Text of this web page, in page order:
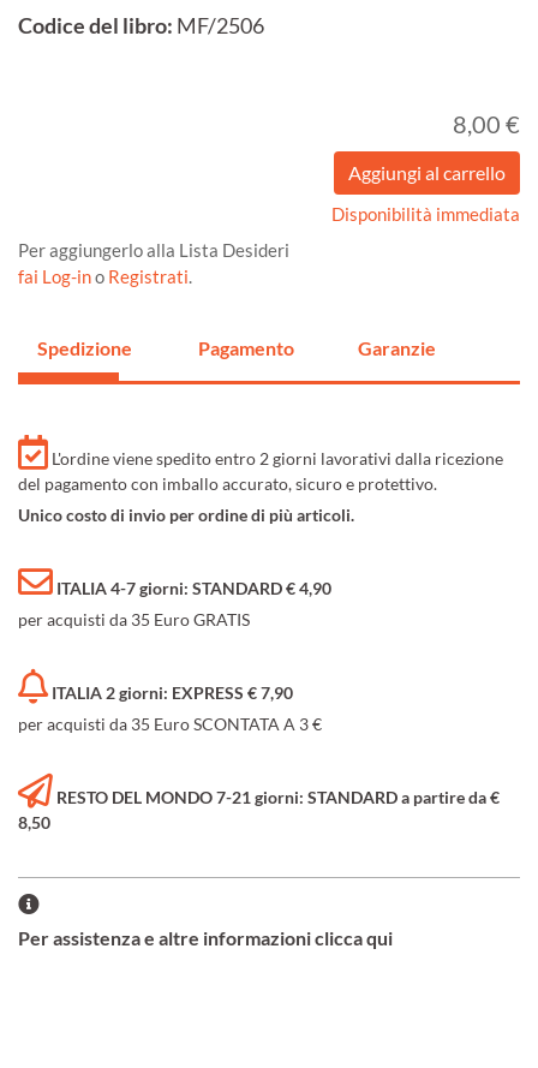
Codice del libro: MF/2506
8,00 €
Disponibilità immediata
Per aggiungerlo alla Lista Desideri
fai Log-ino Registrati.
Spedizione Pagamento Garanzie
L'ordine viene spedito entro 2 giorni lavorativi dalla ricezione
del pagamento con imballo accurato, sicuro e protettivo.
Unico costo di invio per ordine di più articoli.
ITALIA 4-7 giorni: STANDARD € 4,90
per acquisti da 35 Euro GRATIS
ITALIA 2 giorni: EXPRESS € 7,90
per acquisti da 35 Euro SCONTATA A 3 €
RESTO DEL MONDO 7-21 giorni: STANDARD a partire da €
8,50
Per assistenza e altre informazioni clicca qui